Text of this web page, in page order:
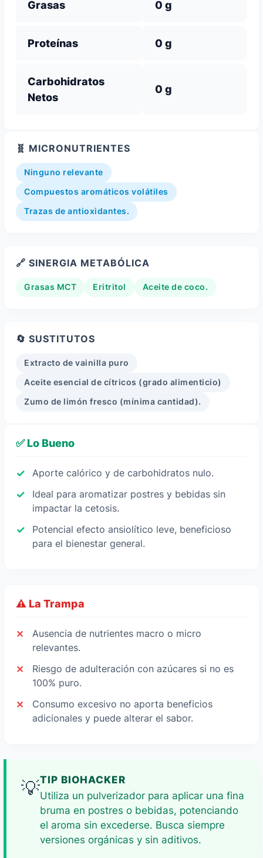
Grasas 0 g
Proteínas 0 g
Carbohidratos
Netos
0 g
🧬 MICRONUTRIENTES
Ninguno relevante
Compuestos aromáticos volátiles
Trazas de antioxidantes.
🔗 SINERGIA METABÓLICA
Grasas MCT Eritritol Aceite de coco.
🔄 SUSTITUTOS
Extracto de vainilla puro
Aceite esencial de cítricos (grado alimenticio)
Zumo de limón fresco (mínima cantidad).
✅ Lo Bueno
Aporte calórico y de carbohidratos nulo.
Ideal para aromatizar postres y bebidas sin
impactar la cetosis.
Potencial efecto ansiolítico leve, beneficioso
para el bienestar general.
⚠️ La Trampa
Ausencia de nutrientes macro o micro
relevantes.
Riesgo de adulteración con azúcares si no es
100% puro.
Consumo excesivo no aporta beneficios
adicionales y puede alterar el sabor.
💡TIP BIOHACKER
Utiliza un pulverizador para aplicar una fina
bruma en postres o bebidas, potenciando
el aroma sin excederse. Busca siempre
versiones orgánicas y sin aditivos.